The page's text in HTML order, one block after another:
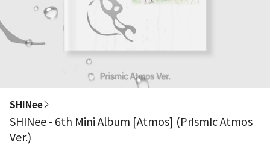
SHINee
SHINee - 6th Mini Album [Atmos] (PrIsmIc Atmos
Ver.)